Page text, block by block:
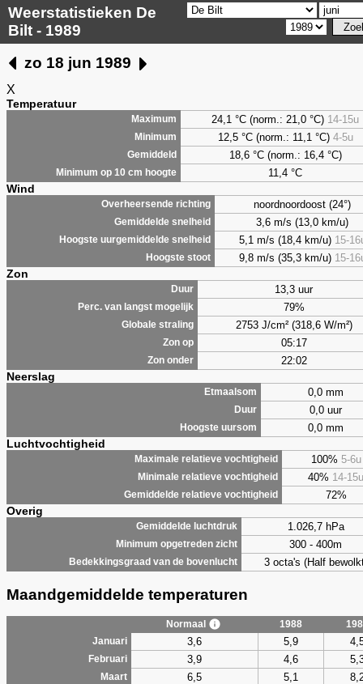
Weerstatistieken De
Bilt - 1989
zo 18 jun 1989
X
Temperatuur
Maximum 24,1 °C (norm.: 21,0 °C) 14-15u
Minimum 12,5 °C (norm.: 11,1 °C) 4-5u
Gemiddeld 18,6 °C (norm.: 16,4 °C)
Minimum op 10 cm hoogte 11,4 °C
Wind
Overheersende richting noordnoordoost (24°)
Gemiddelde snelheid 3,6 m/s (13,0 km/u)
Hoogste uurgemiddelde snelheid 5,1 m/s (18,4 km/u) 15-
Hoogste stoot 9,8 m/s (35,3 km/u) 15-
Zon
Duur 13,3 uur
Perc. van langst mogelijk 79%
Globale straling 2753 J/cm² (318,6 W/m²)
Zon op 05:17
Zon onder 22:02
Neerslag
Etmaalsom 0,0 mm
Duur 0,0 uur
Hoogste uursom 0,0 mm
Luchtvochtigheid
Maximale relatieve vochtigheid 100% 5-6u
Minimale relatieve vochtigheid 40% 14-15u
Gemiddelde relatieve vochtigheid 72%
Overig
Gemiddelde luchtdruk 1.026,7 hPa
Minimum opgetreden zicht 300 - 400m
Bedekkingsgraad van de bovenlucht 3 octa's (Half
Maandgemiddelde temperaturen
Normaal 1988
Januari
3,6 5,9
Februari 3,9 4,6
Maart 6,5 5,1